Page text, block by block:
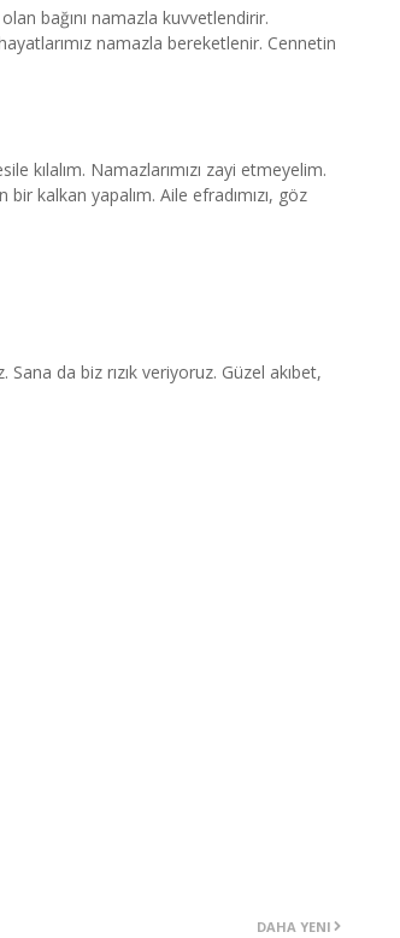
bağını namazla kuvvetlendirir.
namazla bereketlenir. Cennetin
kılalım. Namazlarımızı zayi etmeyelim.
kalkan yapalım. Aile efradımızı, göz
da biz rızık veriyoruz. Güzel akıbet,
DAHA YENI